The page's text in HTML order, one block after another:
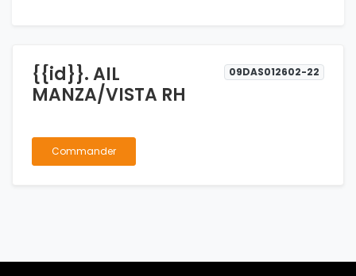
{{id}}. AIL
MANZA/VISTA RH
09DAS012602-22
Commander